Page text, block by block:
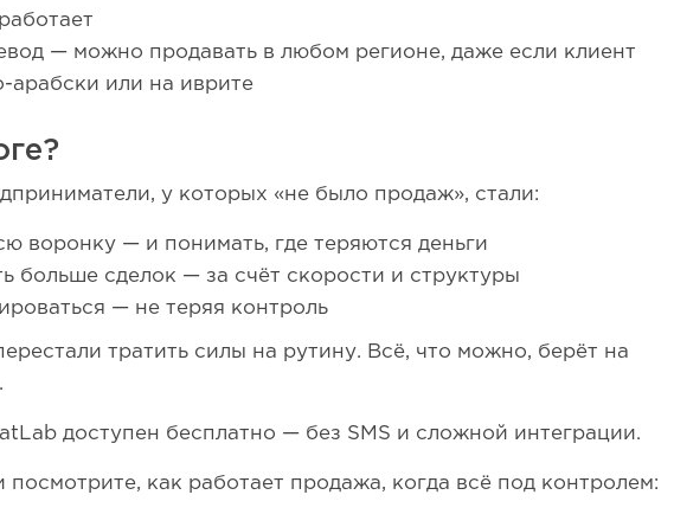
— можно продавать в любом регионе, даже если клиент
арабски или на иврите
у которых «не было продаж», стали:
воронку — и понимать, где теряются деньги
больше сделок — за счёт скорости и структуры
— не теряя контроль
тратить силы на рутину. Всё, что можно, берёт на
доступен бесплатно — без SMS и сложной интеграции.
посмотрите, как работает продажа, когда всё под контролем: